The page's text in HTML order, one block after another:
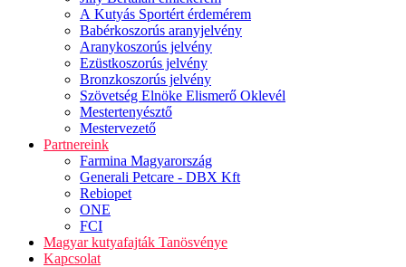
A Kutyás Sportért érdemérem
Babérkoszorús aranyjelvény
Aranykoszorús jelvény
Ezüstkoszorús jelvény
Bronzkoszorús jelvény
Szövetség Elnöke Elismerő Oklevél
Mestertenyésztő
Mestervezető
Partnereink
Farmina Magyarország
Generali Petcare - DBX Kft
Rebiopet
ONE
FCI
Magyar kutyafajták Tanösvénye
Kapcsolat